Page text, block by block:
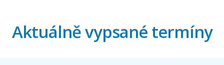
Aktuálně vypsané termíny